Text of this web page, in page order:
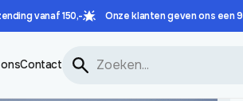
vanaf 150,- Onze klanten geven ons een
Contact
KOOL GRANULAAT